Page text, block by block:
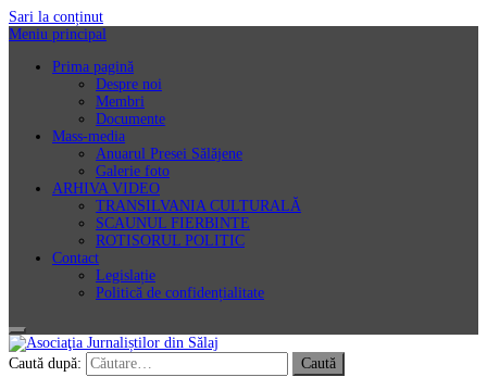
Sari la conținut
Meniu principal
Prima pagină
Despre noi
Membri
Documente
Mass-media
Anuarul Presei Sălăjene
Galerie foto
ARHIVA VIDEO
TRANSILVANIA CULTURALĂ
SCAUNUL FIERBINTE
ROTISORUL POLITIC
Contact
Legislație
Politică de confidențialitate
Asociaţia Jurnaliștilor din Sălaj
Caută după: